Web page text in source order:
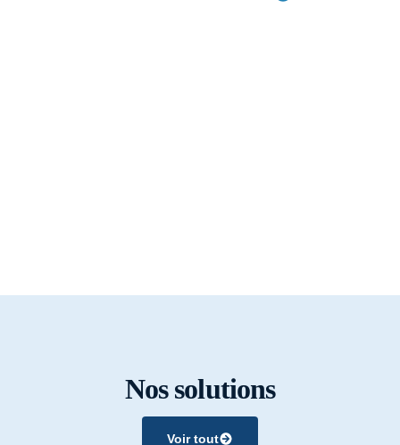
Nos solutions
Voir tout